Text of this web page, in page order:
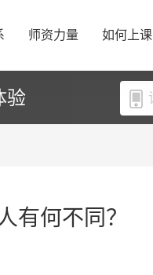
师资力量 如何上课
验
有何不同？